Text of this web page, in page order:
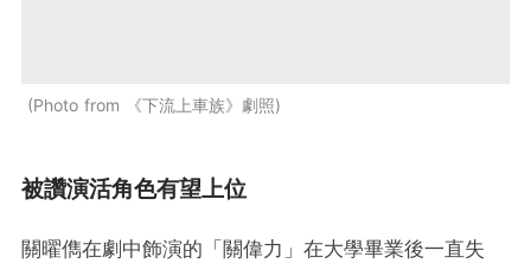
Photo from 《下流上車族》劇照
被讚演活角色有望上位
關曜儁在劇中飾演的「關偉力」在大學畢業後一直失